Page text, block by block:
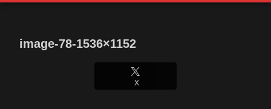
image-78-1536×1152
X